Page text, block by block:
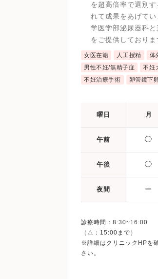
を超高倍率で選別
れて成果をあげて
学医学部泌尿器科
をご提供しておりま
女医在籍 人工授精 体
男性不妊/無精子症
不妊
不妊治療手術
卵管鏡下
曜日 月
午前 ◯
午後 ◯
夜間 ー
診療時間：8:30~16:00
（△：15:00まで）
※詳細はクリニックHPを